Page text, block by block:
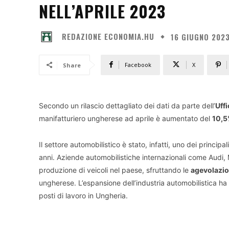
NELL’APRILE 2023
REDAZIONE ECONOMIA.HU 16 GIUGNO
Share Facebook X
Secondo un rilascio dettagliato dei dati da parte dell’
manifatturiero ungherese ad aprile è aumentato del
Il settore automobilistico è stato, infatti, uno dei
anni. Aziende automobilistiche internazionali come
produzione di veicoli nel paese, sfruttando le
ungherese. L’espansione dell’industria automobilistica
posti di lavoro in Ungheria.